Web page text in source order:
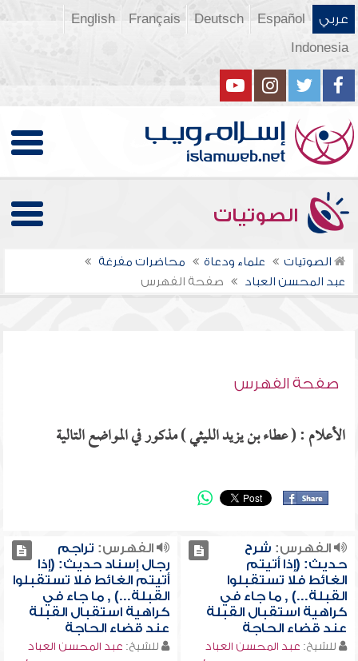
عربي Español
Deutsch
Français
English
Indonesia
الصوتيات
الصوتيات علماء ودعاة
محاضرات مفرغة
عبد المحسن العباد
صفحة الفهرس
صفحة الفهرس
الأعلام : ( عطاء بن يزيد الليثي ) مذكور في المواضع التالية
الفهرس: شرح
حديث: (إذا أتيتم
الغائط فلا تستقبلوا
القبلة...) , ما جاء في
كراهية استقبال القبلة
عند قضاء الحاجة
للشيخ: عبد المحسن العباد
الفهرس: تراجم
رجال إسناد حديث: (إذا
أتيتم الغائط فلا تستقبلوا
القبلة...) , ما جاء في
كراهية استقبال القبلة
عند قضاء الحاجة
للشيخ: عبد المحسن العباد